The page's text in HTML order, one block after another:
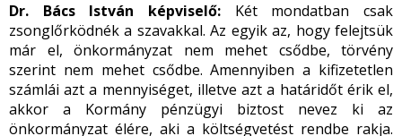
Dr. Bács István képviselő: Két mondatban csak
zsonglőrködnék a szavakkal. Az egyik az, hogy felejtsük
már el, önkormányzat nem mehet csődbe, törvény
szerint nem mehet csődbe. Amennyiben a kifizetetlen
számlái azt a mennyiséget, illetve azt a határidőt érik el,
akkor a Kormány pénzügyi biztost nevez ki az
önkormányzat élére, aki a költségvetést rendbe rakja.